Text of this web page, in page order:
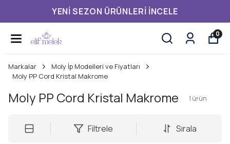
YENI SEZON ÜRÜNLERI İNCELE
0
Markalar
Moly İp Modelleri ve Fiyatları
Moly PP Cord Kristal Makrome
Moly PP Cord Kristal Makrome 1 ürün
Filtrele Sırala